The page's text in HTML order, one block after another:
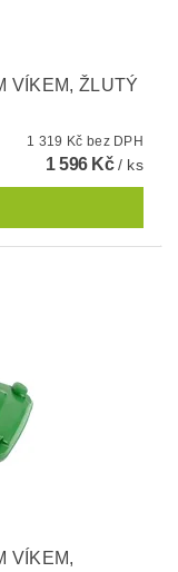
VÍKEM, ŽLUTÝ
1 319 Kč bez DPH
1 596 Kč/ ks
VÍKEM,